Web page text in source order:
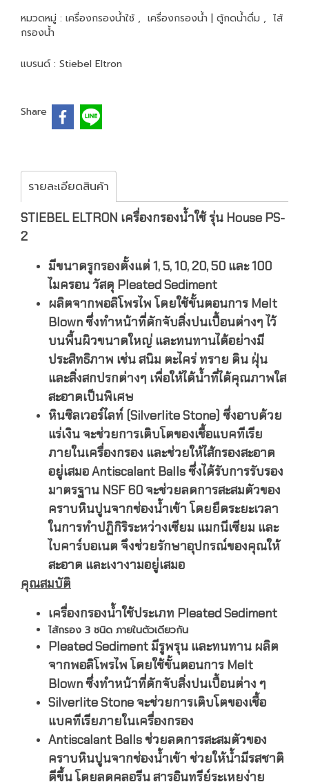
หมวดหมู่ : เครื่องกรองน้ำใช้ , เครื่องกรองน้ำ | ตู้กดน้ำดื่ม , ไส้
กรองน้ำ
แบรนด์ : Stiebel Eltron
Share
รายละเอียดสินค้า
STIEBEL ELTRON เครื่องกรองน้ำใช้ รุ่น House PS-
2
มีขนาดรูกรองตั้งแต่ 1, 5, 10, 20, 50 และ 100
ไมครอน วัสดุ Pleated Sediment
ผลิตจากพอลิโพรไพ โดยใช้ขั้นตอนการ Melt
Blown ซึ่งทำหน้าที่ดักจับสิ่งปนเปื้อนต่างๆ ไว้
บนพื้นผิวขนาดใหญ่ และทนทานได้อย่างมี
ประสิทธิภาพ เช่น สนิม ตะไคร่ ทราย ดิน ฝุ่น
และสิ่งสกปรกต่างๆ เพื่อให้ได้น้ำที่ได้คุณภาพใส
สะอาดเป็นพิเศษ
หินซิลเวอร์ไลท์ (Silverlite Stone) ซึ่งอาบด้วย
แร่เงิน จะช่วยการเติบโตของเชื้อแบคทีเรีย
ภายในเครื่องกรอง และช่วยให้ไส้กรองสะอาด
อยู่เสมอ Antiscalant Balls ซึ่งได้รับการรับรอง
มาตรฐาน NSF 60 จะช่วยลดการสะสมตัวของ
คราบหินปูนจากช่องน้ำเข้า โดยยืดระยะเวลา
ในการทำปฏิกิริระหว่างเซียม แมกนีเซียม และ
ไบคาร์บอเนต จึงช่วยรักษาอุปกรณ์ของคุณให้
สะอาด และเงางามอยู่เสมอ
คุณสมบัติ
เครื่องกรองน้ำใช้ประเภท Pleated Sediment
ไส้กรอง 3 ชนิด ภายในตัวเดียวกัน
Pleated Sediment มีรูพรุน และทนทาน ผลิต
จากพอลิโพรไพ โดยใช้ขั้นตอนการ Melt
Blown ซึ่งทำหน้าที่ดักจับสิ่งปนเปื้อนต่าง ๆ
Silverlite Stone จะช่วยการเติบโตของเชื้อ
แบคทีเรียภายในเครื่องกรอง
Antiscalant Balls ช่วยลดการสะสมตัวของ
คราบหินปูนจากช่องน้ำเข้า ช่วยให้น้ำมีรสชาติ
ดีขึ้น โดยลดคลอรีน สารอินทรีย์ระเหยง่าย